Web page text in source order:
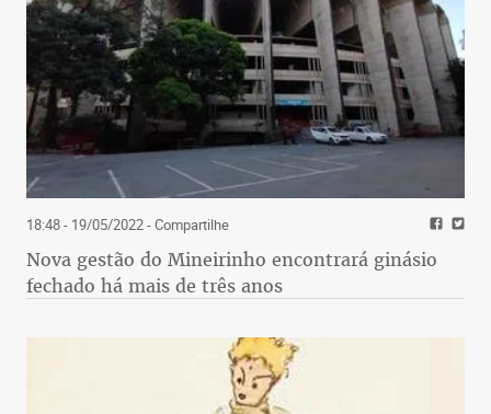
18:48 - 19/05/2022- Compartilhe
Nova gestão do Mineirinho encontrará ginásio
fechado há mais de três anos